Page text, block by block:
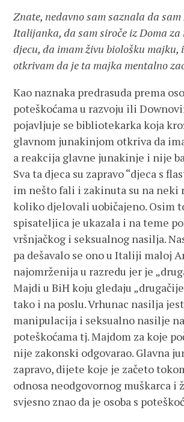
Znate, nedavno sam saznala da sam
Italijanka, da sam siroče iz Doma
djecu, da imam živu biološku majku,
otkrivam da je ta majka mentalno
Kao naznaka predrasuda prema
poteškoćama u razvoju ili
pojavljuje se bibliotekarka koja
glavnom junakinjom otkriva da
a reakcija glavne junakinje i nije
Sva ta djeca su zapravo “djeca s
im nešto fali i zakinuta su na neki
koliko djelovali uobičajeno. Osim
spisateljica je ukazala i na teme
vršnjačkog i seksualnog nasilja.
pa dešavalo se ono u Italiji maloj
najomrženija u razredu jer je
Majdi u BiH koju gledaju
tako i na poslu. Vrhunac nasilja
manipulacija i seksualno nasilje
poteškoćama tj. Majdom za koje
nije zakonski odgovarao. Glavna
zapravo, dijete koje je začeto
odnosa neodgovornog muškarca i
svjesno znao da je osoba s